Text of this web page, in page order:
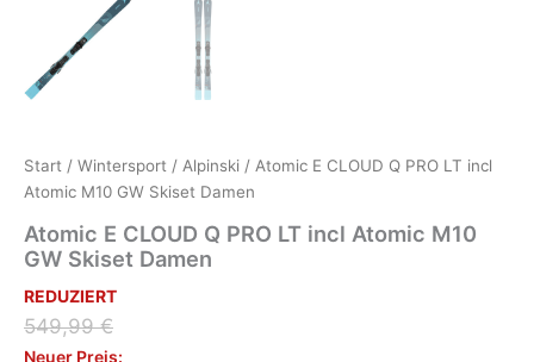
Start / Wintersport / Alpinski / Atomic E CLOUD Q PRO LT incl
Atomic M10 GW Skiset Damen
Atomic E CLOUD Q PRO LT incl Atomic M10
GW Skiset Damen
REDUZIERT
549,99€
Ursprünglicher
Preis
Neuer Preis:
Aktueller
Preis